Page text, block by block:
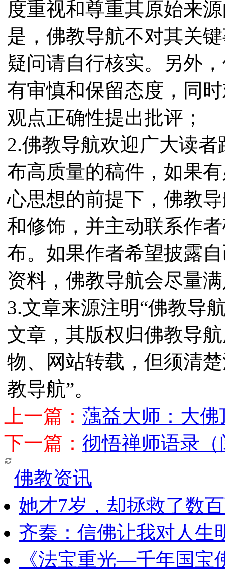
度重视和尊重其原始来
是，佛教导航不对其关
疑问请自行核实。另外
有审慎和保留态度，同
观点正确性提出批评；
2.佛教导航欢迎广大读
布高质量的稿件，如果
心思想的前提下，佛教
和修饰，并主动联系作
布。如果作者希望披露
资料，佛教导航会尽量
3.文章来源注明“佛教导
文章，其版权归佛教导
物、网站转载，但须清
教导航”。
上一篇： 蕅益大师：大
下一篇： 彻悟禅师语录（
佛教资讯
她才7岁，却拯救了数
齐秦：信佛让我对人生
《法宝重光—千年国宝